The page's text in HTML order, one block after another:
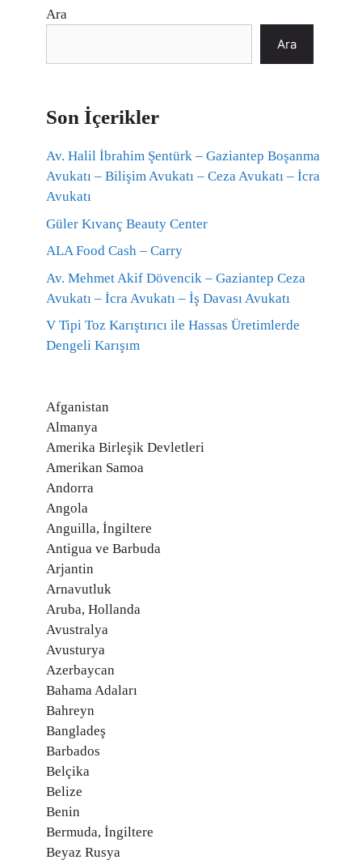
Ara
Ara
Son İçerikler
Av. Halil İbrahim Şentürk – Gaziantep Boşanma
Avukatı – Bilişim Avukatı – Ceza Avukatı – İcra
Avukatı
Güler Kıvanç Beauty Center
ALA Food Cash – Carry
Av. Mehmet Akif Dövencik – Gaziantep Ceza
Avukatı – İcra Avukatı – İş Davası Avukatı
V Tipi Toz Karıştırıcı ile Hassas Üretimlerde
Dengeli Karışım
Afganistan
Almanya
Amerika Birleşik Devletleri
Amerikan Samoa
Andorra
Angola
Anguilla, İngiltere
Antigua ve Barbuda
Arjantin
Arnavutluk
Aruba, Hollanda
Avustralya
Avusturya
Azerbaycan
Bahama Adaları
Bahreyn
Bangladeş
Barbados
Belçika
Belize
Benin
Bermuda, İngiltere
Beyaz Rusya